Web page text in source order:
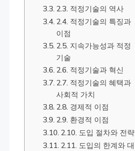
2.3. 적정기술의 역사
2.4. 적정기술의 특징과
이점
2.5. 지속가능성과 적정
기술
2.6. 적정기술과 혁신
2.7. 적정기술의 혜택과
사회적 가치
2.8. 경제적 이점
2.9. 환경적 이점
2.10. 도입 절차와 전략
2.11. 도입의 한계와 대